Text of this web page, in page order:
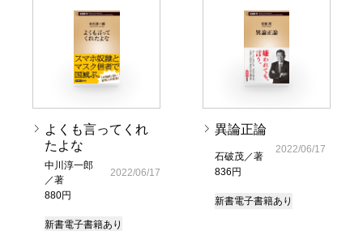
よくも言ってくれ
たよな
中川淳一郎
／著
880円
2022/06/17
新書電子書籍あり
異論正論
石破茂／著
836円
2022/06/17
新書電子書籍あり